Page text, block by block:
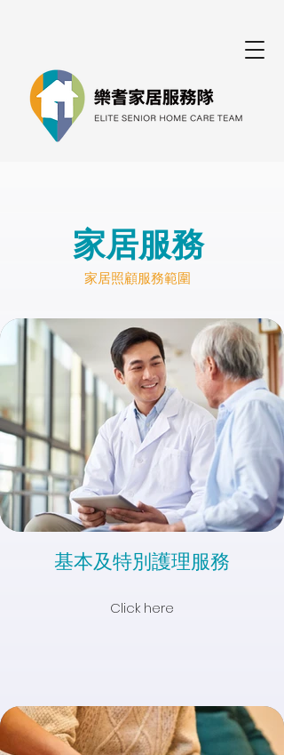
家居服務
家居照顧服務範圍
基本及特別護理服務
Click here